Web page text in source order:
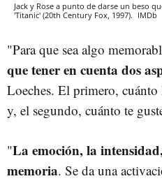
Jack y Rose a punto de darse un beso
'Titanic' (20th Century Fox, 1997). IMDb
"Para que sea algo
que tener en cuenta dos
Loeches. El primero, cuánto
y, el segundo, cuánto te
"La emoción, la
memoria. Se da una